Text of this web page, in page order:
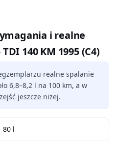
i realne
140 KM 1995 (C4)
realne spalanie
6,8–8,2 l na 100 km, a w
jeszcze niżej.
80 l